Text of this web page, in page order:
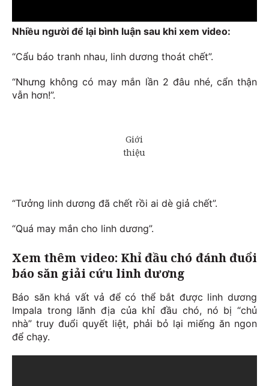
Nhiều người để lại bình luận sau khi xem video:
“Cẩu báo tranh nhau, linh dương thoát chết”.
“Nhưng không có may mắn lần 2 đâu nhé, cẩn thận
vẫn hơn!”.
“Tưởng linh dương đã chết rồi ai dè giả chết”.
“Quá may mắn cho linh dương”.
Xem thêm video: Khỉ đầu chó đánh đuổi
báo săn giải cứu linh dương
Báo săn khá vất vả để có thể bắt được linh dương
Impala trong lãnh địa của khỉ đầu chó, nó bị “chủ
nhà” truy đuổi quyết liệt, phải bỏ lại miếng ăn ngon
để chạy.